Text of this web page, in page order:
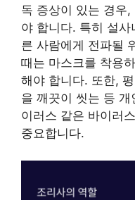
독 증상이 있는 경우
야 합니다. 특히 설
른 사람에게 전파될
때는 마스크를 착용
해야 합니다. 또한,
을 깨끗이 씻는 등
이러스 같은 바이러
중요합니다.